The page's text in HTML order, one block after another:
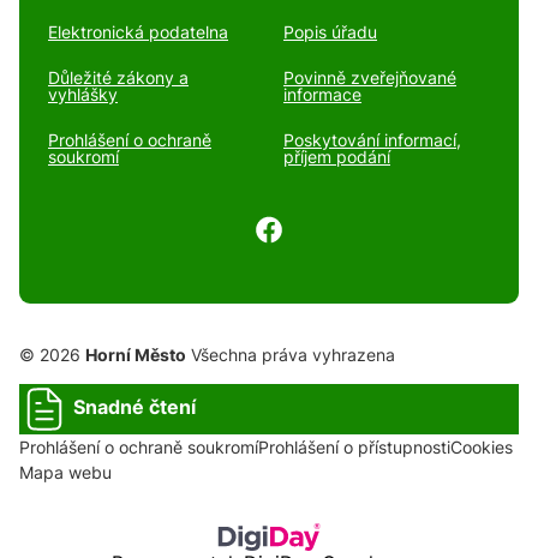
Elektronická podatelna Popis úřadu
Důležité zákony a
vyhlášky
Povinně zveřejňované
informace
Prohlášení o ochraně
soukromí
Poskytování informací,
příjem podání
© 2026 Horní Město Všechna práva vyhrazena
Snadné čtení
Prohlášení o ochraně soukromíProhlášení o přístupnostiCookies
Mapa webu